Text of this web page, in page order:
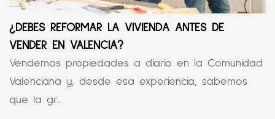
¿DEBES REFORMAR LA VIVIENDA ANTES DE
VENDER EN VALENCIA?
Vendemos propiedades a diario en la Comunidad
Valenciana y, desde esa experiencia, sabemos
que la gr...